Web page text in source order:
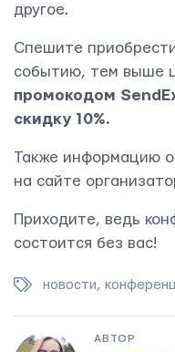
другое.
Спешите
событию, тем выше
промокодом
скидку 10%.
Также информацию
на сайте
Приходите, ведь
состоится без вас!
новости ,
АВТОР